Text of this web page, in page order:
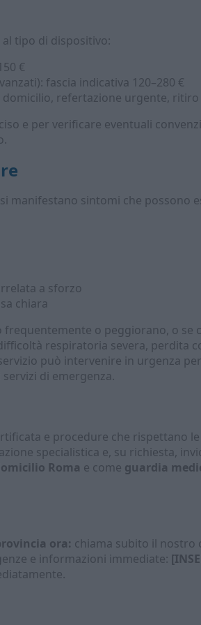
tipo di dispositivo:
€
fascia indicativa 120–280 €
refertazione urgente,
e per verificare eventuali
manifestano sintomi che possono
a sforzo
chiara
o peggiorano, o se
respiratoria severa, perdita
può intervenire in urgenza
di emergenza.
e procedure che rispettano le
specialistica e, su richiesta,
Roma e come guardia
ora: chiama subito il nostro
e informazioni immediate: